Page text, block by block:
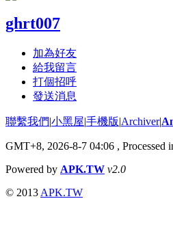
ghrt007
加為好友
給我留言
打個招呼
發送消息
聯繫我們|小黑屋|手機版|Archiver|
GMT+8, 2026-8-7 04:06 , Processed
Powered by APK.TW v2.0
© 2013 APK.TW